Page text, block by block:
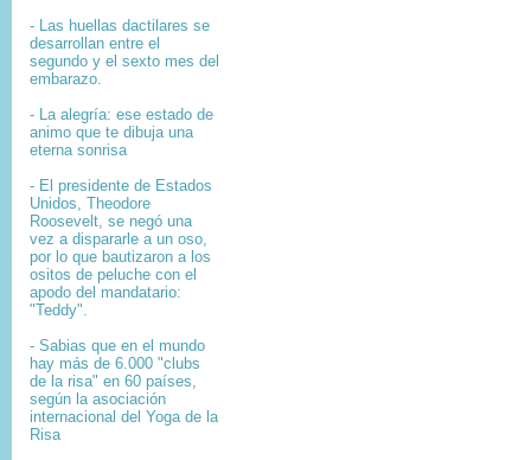
- Las huellas dactilares se
desarrollan entre el
segundo y el sexto mes del
embarazo.
- La alegría: ese estado de
animo que te dibuja una
eterna sonrisa
- El presidente de Estados
Unidos, Theodore
Roosevelt, se negó una
vez a dispararle a un oso,
por lo que bautizaron a los
ositos de peluche con el
apodo del mandatario:
"Teddy".
- Sabias que en el mundo
hay más de 6.000 "clubs
de la risa" en 60 países,
según la asociación
internacional del Yoga de la
Risa